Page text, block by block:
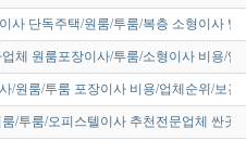
사 단독주택/원룸/투룸/복층 소형이사
체 원룸포장이사/투룸/소형이사 비용/
/원룸/투룸 포장이사 비용/업체순위/보
/투룸/오피스텔이사 추천전문업체 싼곳